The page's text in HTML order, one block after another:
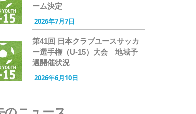
ーム決定
2026年7月7日
第41回 日本クラブユースサッカ
ー選手権（U-15）大会 地域予
選開催状況
2026年6月10日